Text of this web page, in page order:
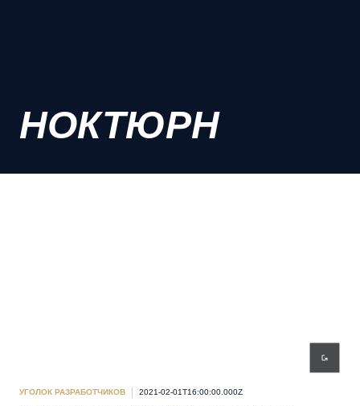
НОКТЮРН
УГОЛОК РАЗРАБОТЧИКОВ 2021-02-01T16:00:00.000Z